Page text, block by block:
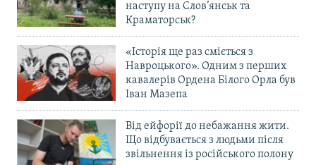
наступу на Слов’янськ та
Краматорськ?
«Історія ще раз сміється з
Навроцького». Одним з перших
кавалерів Ордена Білого Орла був
Іван Мазепа
Від ейфорії до небажання жити.
Що відбувається з людьми після
звільнення із російського полону